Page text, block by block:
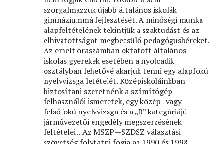
szorgalmazzuk újabb általános iskolák
gimnáziummá fejlesztését. A minőségi munka
alapfeltételének tekintjük a szaktudást és az
elhivatottságot megbecsülő pedagógusbéreket.
Az emelt óraszámban oktatott általános
iskolás gyerekek esetében a nyolcadik
osztályban lehetővé akarjuk tenni egy alapfokú
nyelvvizsga letételét. Középiskoláinkban
biztosítani szeretnénk a számítógép-
felhasználói ismeretek, egy közép- vagy
felsőfokú nyelvvizsga és a „B” kategóriájú
járművezetői engedély megszerzésének
feltételeit. Az MSZP—SZDSZ választási